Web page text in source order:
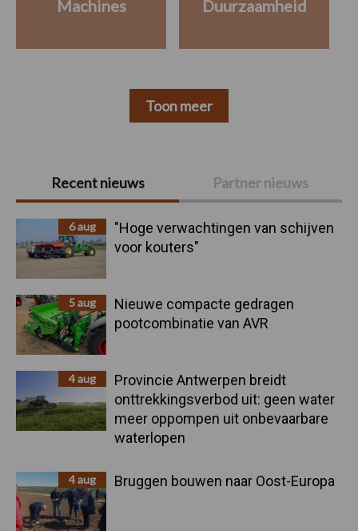
Primaire
Sidebar
Recent nieuws Partner nieuws
6 aug
"Hoge verwachtingen van schijven
voor kouters"
5 aug
Nieuwe compacte gedragen
pootcombinatie van AVR
4 aug
Provincie Antwerpen breidt
onttrekkingsverbod uit: geen water
meer oppompen uit onbevaarbare
waterlopen
4 aug Bruggen bouwen naar Oost-Europa
Machines Duurzaamheid
Toon meer